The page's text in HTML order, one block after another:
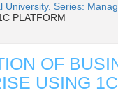
University. Series:
PLATFORM
OF
USING